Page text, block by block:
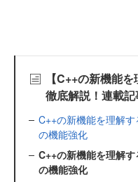
【C++の新機能
徹底解説！連載
C++の新機能を理解
の機能強化
C++の新機能を理解
の機能強化